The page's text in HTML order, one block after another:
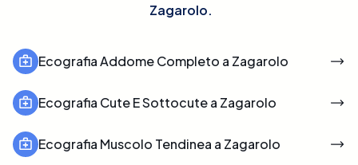
Zagarolo.
Ecografia Addome Completo a Zagarolo
Ecografia Cute E Sottocute a Zagarolo
Ecografia Muscolo Tendinea a Zagarolo